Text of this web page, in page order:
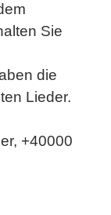
Sie
die
Lieder.
+40000